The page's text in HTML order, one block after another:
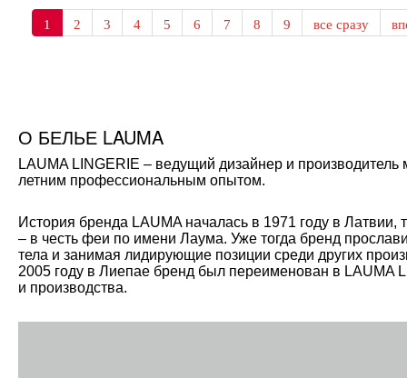
1 2 3 4 5 6 7 8 9 все сразу
О БЕЛЬЕ LAUMA
LAUMA LINGERIE – ведущий дизайнер и
летним профессиональным опытом.
История бренда LAUMA началась в 1971 году в
– в честь феи по имени Лаума. Уже тогда бренд
тела и занимая лидирующие позиции среди других
2005 году в Лиепае бренд был переименован в LAUMA
и производства.